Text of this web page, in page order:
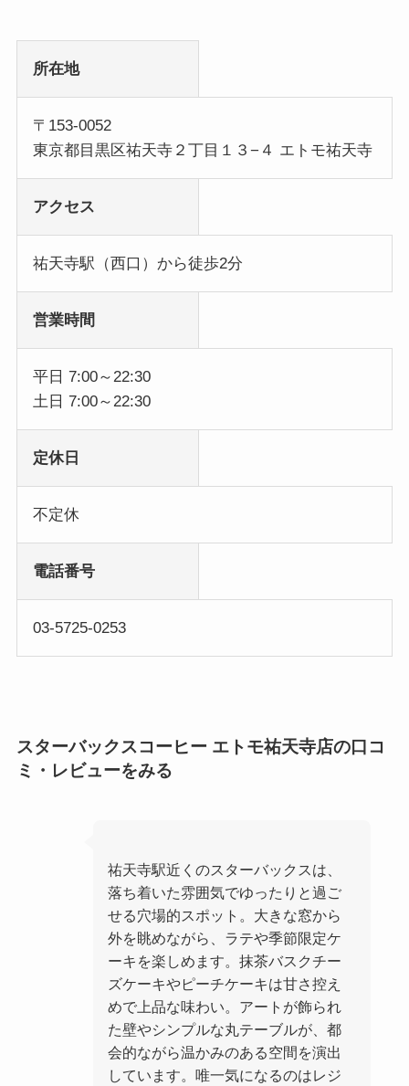
所在地
〒153-0052
東京都目黒区祐天寺２丁目１３−４ エトモ祐天寺
アクセス
祐天寺駅（西口）から徒歩2分
営業時間
平日 7:00～22:30
土日 7:00～22:30
定休日
不定休
電話番号
03-5725-0253
スターバックスコーヒー エトモ祐天寺店の口コ
ミ・レビューをみる
祐天寺駅近くのスターバックスは、
落ち着いた雰囲気でゆったりと過ご
せる穴場的スポット。大きな窓から
外を眺めながら、ラテや季節限定ケ
ーキを楽しめます。抹茶バスクチー
ズケーキやピーチケーキは甘さ控え
めで上品な味わい。アートが飾られ
た壁やシンプルな丸テーブルが、都
会的ながら温かみのある空間を演出
しています。唯一気になるのはレジ